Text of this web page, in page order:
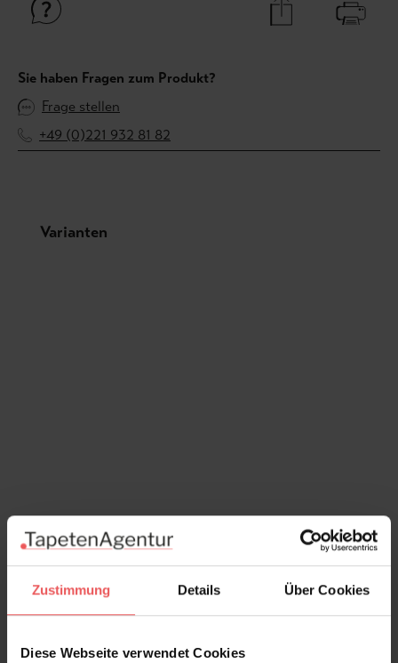
Zustimmung Details Über Cookies
Diese Webseite verwendet Cookies
Sie haben Fragen zum Produkt?
Frage stellen
+49 (0)221 932 81 82
Produktgalerie überspringen
Varianten